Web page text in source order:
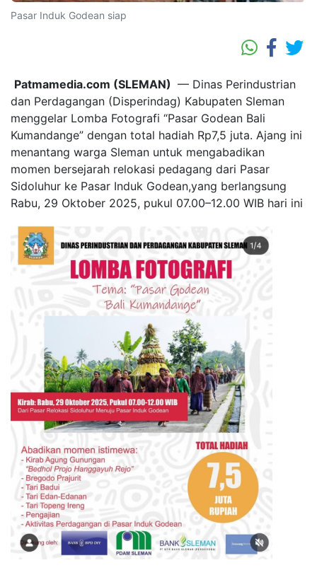
Pasar Induk Godean siap
Patmamedia.com (SLEMAN) — Dinas Perindustrian
dan Perdagangan (Disperindag) Kabupaten Sleman
menggelar Lomba Fotografi “Pasar Godean Bali
Kumandange” dengan total hadiah Rp7,5 juta. Ajang ini
menantang warga Sleman untuk mengabadikan
momen bersejarah relokasi pedagang dari Pasar
Sidoluhur ke Pasar Induk Godean,yang berlangsung
Rabu, 29 Oktober 2025, pukul 07.00–12.00 WIB hari ini